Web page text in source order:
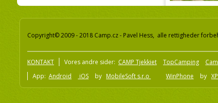
Copyright© 2009 - 2018 Camp.cz - Pavel Hess, alle rettigheder
KONTAKT Vores andre sider: CAMP Tjekkiet TopCamping
App: Android iOS by MobileSoft s.r.o WinPhone by